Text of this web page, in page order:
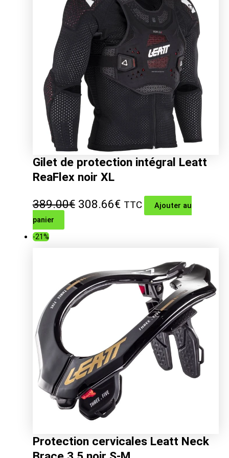
Gilet de protection intégral Leatt
ReaFlex noir XL
389.00€ Le
389.00€.
308.66€Le
308.66€.
TTC
Ajouter au
panier
-21%
Protection cervicales Leatt Neck